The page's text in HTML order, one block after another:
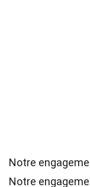
Notre
Notre